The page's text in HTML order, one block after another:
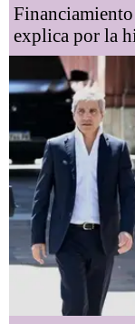
explica por la